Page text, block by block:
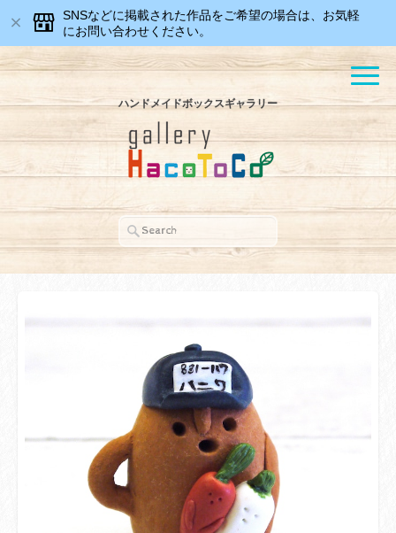
SNSなどに掲載された作品をご希望の場合は、お気軽
にお問い合わせください。
ハンドメイドボックスギャラリー